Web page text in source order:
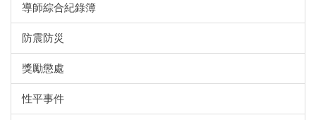
導師綜合紀錄簿
防震防災
獎勵懲處
性平事件